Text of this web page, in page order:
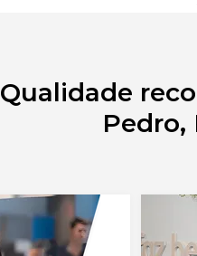
Qualidade
Pedro,